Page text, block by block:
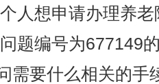
人想申请办理养
题编号为677149
需要什么相关的手